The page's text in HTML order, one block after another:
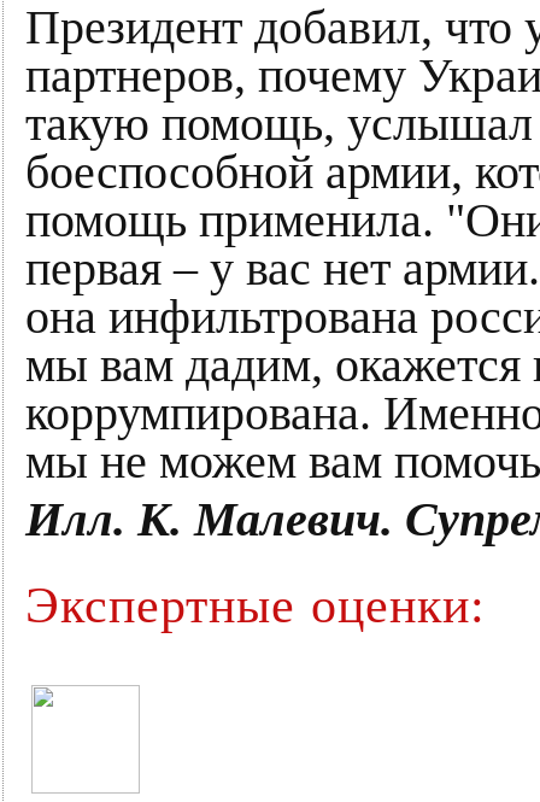
Президент добавил, что
партнеров, почему
такую помощь, услышал
боеспособной армии,
помощь применила.
первая – у вас нет
она инфильтрована
мы вам дадим, окажется
коррумпирована.
мы не можем вам
Илл. К. Малевич.
Экспертные оценки: